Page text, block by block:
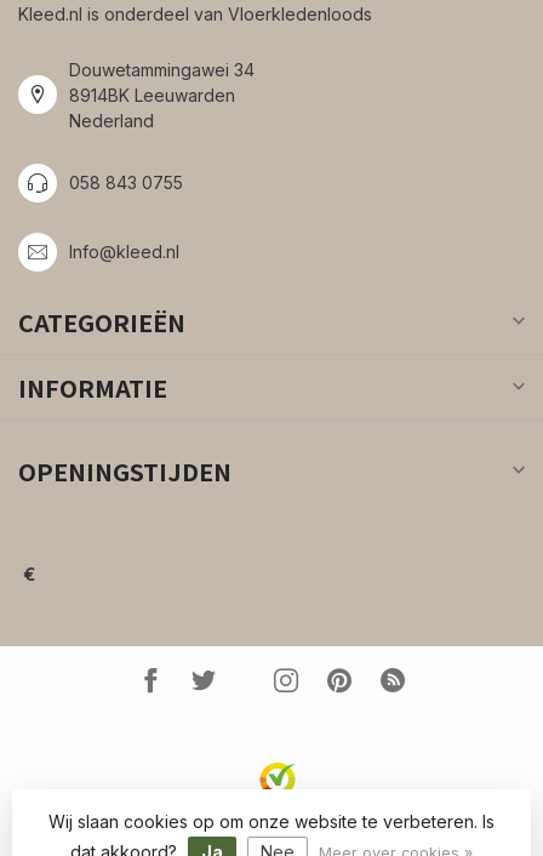
Kleed.nl is onderdeel van Vloerkledenloods
Douwetammingawei 34
8914BK Leeuwarden
Nederland
058 843 0755
Info@kleed.nl
CATEGORIEËN
INFORMATIE
OPENINGSTIJDEN
€
© Copyright 2026 Kleed.nl- Powered by Lightspeed-
Lightspeed designby Dyvelopment
Wij slaan cookies op om onze website te verbeteren. Is
dat akkoord?
Ja Nee